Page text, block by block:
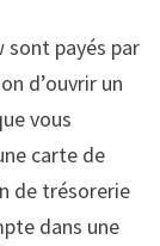
sont payés par
d’ouvrir un
vous
carte de
de trésorerie
dans une